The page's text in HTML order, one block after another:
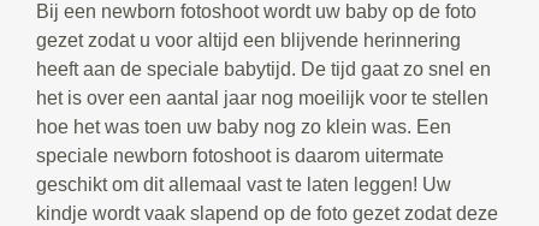
Bij een newborn fotoshoot wordt uw baby op de foto
gezet zodat u voor altijd een blijvende herinnering
heeft aan de speciale babytijd. De tijd gaat zo snel en
het is over een aantal jaar nog moeilijk voor te stellen
hoe het was toen uw baby nog zo klein was. Een
speciale newborn fotoshoot is daarom uitermate
geschikt om dit allemaal vast te laten leggen! Uw
kindje wordt vaak slapend op de foto gezet zodat deze